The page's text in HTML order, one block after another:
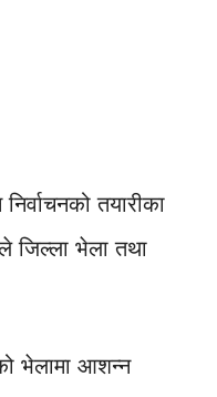
तयारीका
जिल्ला भेला तथा
भेलामा आशन्न